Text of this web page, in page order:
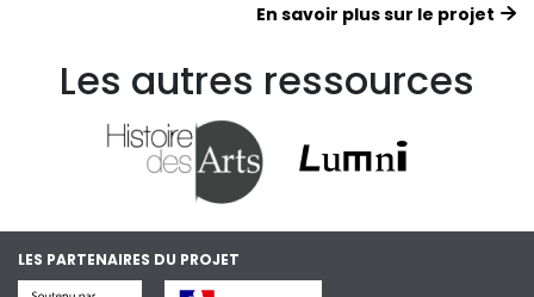
En savoir plus sur le projet
Les autres ressources
LES PARTENAIRES DU PROJET